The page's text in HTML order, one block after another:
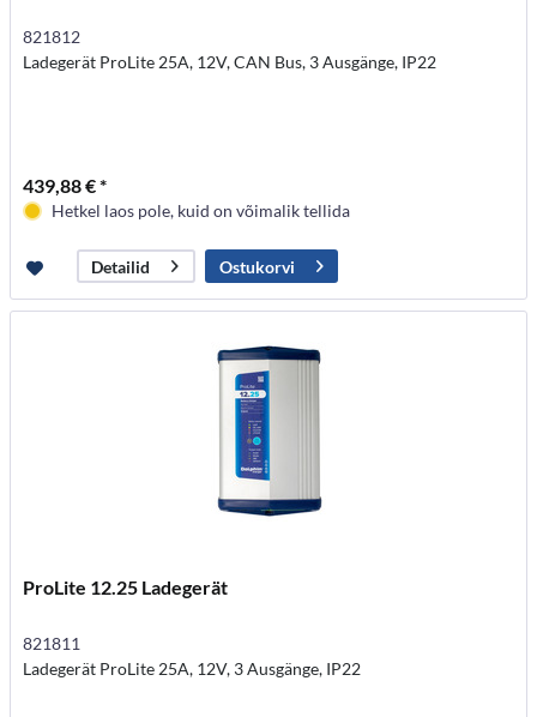
821812
Ladegerät ProLite 25A, 12V, CAN Bus, 3 Ausgänge, IP22
439,88 € *
Hetkel laos pole, kuid on võimalik tellida
Detailid Ostukorvi
ProLite 12.25 Ladegerät
821811
Ladegerät ProLite 25A, 12V, 3 Ausgänge, IP22